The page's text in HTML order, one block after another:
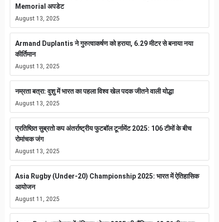
Memorial अपडेट
August 13, 2025
Armand Duplantis ने गुरुत्वाकर्षण को हराया, 6.29 मीटर से बनाया नया
कीर्तिमान
August 13, 2025
नम्रता बत्रा: वुशु में भारत का पहला विश्व खेल पदक जीतने वाली योद्धा
August 13, 2025
प्रतिष्ठित सुब्रतो कप अंतर्राष्ट्रीय फुटबॉल टूर्नामेंट 2025: 106 टीमों के बीच
रोमांचक जंग
August 13, 2025
Asia Rugby (Under-20) Championship 2025: भारत में ऐतिहासिक
आयोजन
August 11, 2025